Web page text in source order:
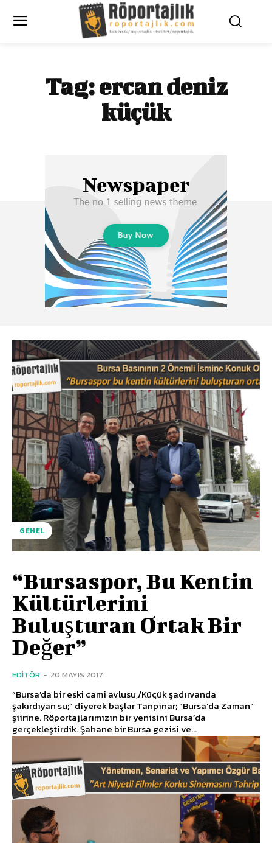
Tag:ercan deniz
küçük
GENEL
“Bursaspor, Bu Kentin
Kültürlerini
Buluşturan Ortak Bir
Değer”
EDITÖR - 20 MAYIS 2017
“Bursa'da bir eski cami avlusu,/Küçük şadırvanda
şakırdıyan su;” diyerek başlar Tanpınar; “Bursa’da Zaman”
şiirine. Röportajlarımızın bir yenisini Bursa’da
gerçekleştirdik. Şahane bir Bursa gezisi ve...